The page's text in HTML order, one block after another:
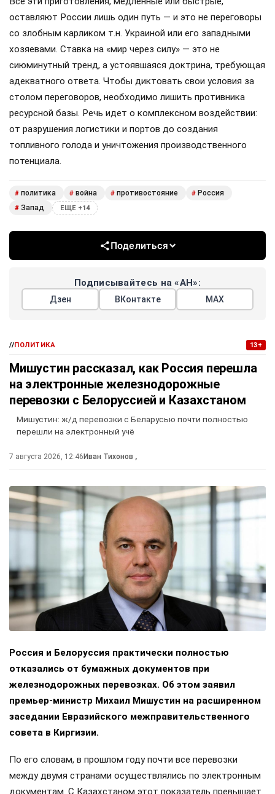
оставляют России лишь один путь — и это не переговоры
со злобным карликом т.н. Украиной или его западными
хозяевами. Ставка на «мир через силу» — это не
сиюминутный тренд, а устоявшаяся доктрина, требующая
адекватного ответа. Чтобы диктовать свои условия за
столом переговоров, необходимо лишить противника
ресурсной базы. Речь идет о комплексном воздействии:
от разрушения логистики и портов до создания
топливного голода и уничтожения производственного
потенциала.
# политика # война # противостояние # Россия
# Запад ЕЩЕ +14
Поделиться
Подписывайтесь на «АН»:
Дзен ВКонтакте МАХ
//ПОЛИТИКА 13+
Мишустин рассказал, как Россия перешла
на электронные железнодорожные
перевозки с Белоруссией и Казахстаном
Мишустин: ж/д перевозки с Беларусью почти полностью
перешли на электронный учё
7 августа 2026, 12:46 Иван Тихонов ,
Россия и Белоруссия практически полностью
отказались от бумажных документов при
железнодорожных перевозках. Об этом заявил
премьер-министр Михаил Мишустин на расширенном
заседании Евразийского межправительственного
совета в Киргизии.
По его словам, в прошлом году почти все перевозки
между двумя странами осуществлялись по электронным
документам. С Казахстаном этот показатель превышает